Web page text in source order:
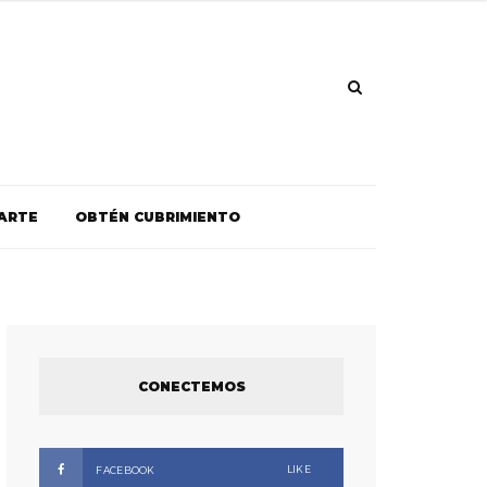
OBTÉN CUBRIMIENTO
CONECTEMOS
FACEBOOK LIKE